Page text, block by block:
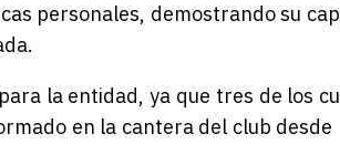
personales, demostrando su
la entidad, ya que tres de los
en la cantera del club desde